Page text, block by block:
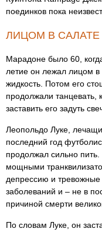
поединков пока
ЛИЦОМ В САЛАТЕ
Марадоне было 60,
летие он лежал лицом в
жидкость. Потом его
продолжали танцевать,
заставить его задуть
Леопольдо Луке,
последний год
продолжал сильно
мощными
депрессию и тревожные
заболеваний и – не в
причиной смерти
По словам Луке, он